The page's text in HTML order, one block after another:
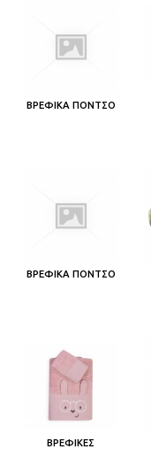
ΒΡΕΦΙΚA ΠΟΝΤΣΟ
ΒΡΕΦΙΚΑ ΠΟΝΤΣΟ
ΒΡΕΦΙΚΕΣ